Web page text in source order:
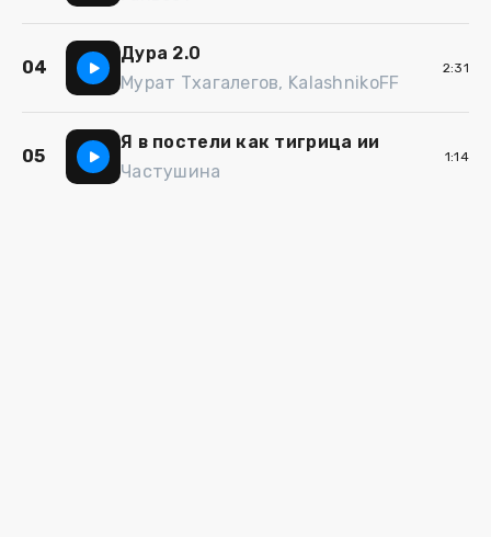
04
Дура 2.0
Мурат Тхагалегов, KalashnikoFF
2:31
05
Я в постели как тигрица ии
Частушина
1:14